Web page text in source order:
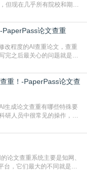
但现在几乎所有院校和期刊
谱的降AIGC检测率的网
性的智能伙伴AIGC生成内
论文查重
改程度的AI查重论文，查重
完之后最关心的问题就是ai
学术文献、网络内容，生成
发布的作品撞重复，甚至会
重！-PaperPass论文查
生成论文查重有哪些特殊要
研人员中很常见的操作，不
训练AI的数据集本身就包
容时很容易无意识拼接出重
，它们最大的不同就是数